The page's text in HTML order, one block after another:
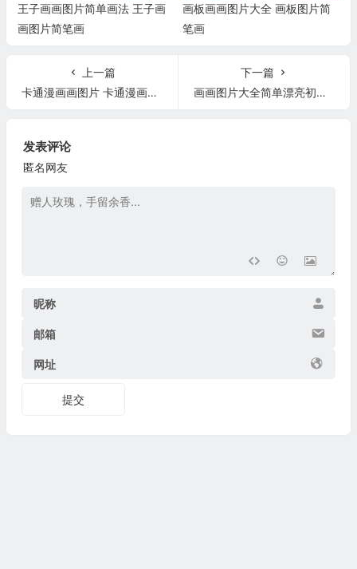
王子画画图片简单画法 王子画
画图片简笔画
画板画画图片大全 画板图片简
笔画
上一篇
卡通漫画画图片 卡通漫画绘画图片
下一篇
画画图片大全简单漂亮初中 画画图片初中生简单
发表评论
匿名网友
昵称
邮箱
网址
提交